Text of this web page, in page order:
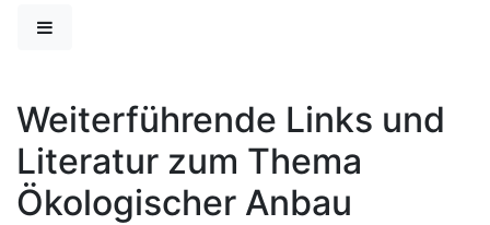
Weiterführende Links und
Literatur zum Thema
Ökologischer Anbau